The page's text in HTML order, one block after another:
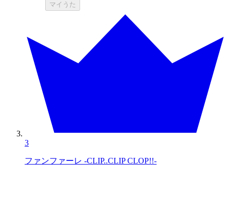
マイうた
3
ファンファーレ -CLIP..CLIP CLOP!!-